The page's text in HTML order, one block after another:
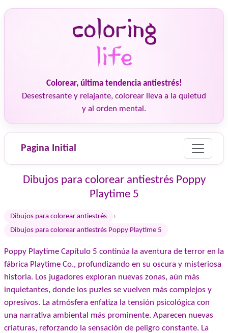
Colorear, última tendencia antiestrés!
Desestresante y relajante, colorear lleva a la quietud
y al orden mental.
Pagina Initial
Dibujos para colorear antiestrés Poppy
Playtime 5
Dibujos para colorear antiestrés ›
Dibujos para colorear antiestrés Poppy Playtime 5
Poppy Playtime Capítulo 5 continúa la aventura de terror en la
fábrica Playtime Co., profundizando en su oscura y misteriosa
historia. Los jugadores exploran nuevas zonas, aún más
inquietantes, donde los puzles se vuelven más complejos y
opresivos. La atmósfera enfatiza la tensión psicológica con
una narrativa ambiental más prominente. Aparecen nuevas
criaturas, reforzando la sensación de peligro constante. La